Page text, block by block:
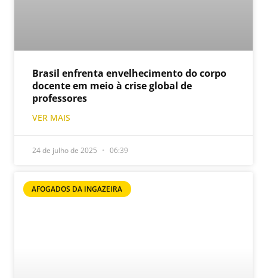
Brasil enfrenta envelhecimento do corpo
docente em meio à crise global de
professores
VER MAIS
24 de julho de 2025 06:39
AFOGADOS DA INGAZEIRA